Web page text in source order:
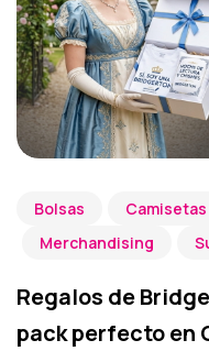
Bolsas Camisetas
Merchandising
Regalos de
pack perfecto en